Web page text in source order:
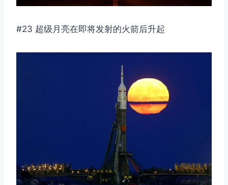
#23 超级月亮在即将发射的火箭后升起